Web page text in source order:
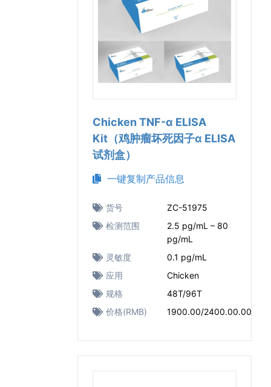
Chicken TNF-α ELISA
Kit（鸡肿瘤坏死因子α ELISA
试剂盒）
一键复制产品信息
货号
ZC-51975
检测范围
2.5 pg/mL – 80
pg/mL
灵敏度
0.1 pg/mL
应用
Chicken
规格
48T/96T
价格(RMB)
1900.00/2400.00.00